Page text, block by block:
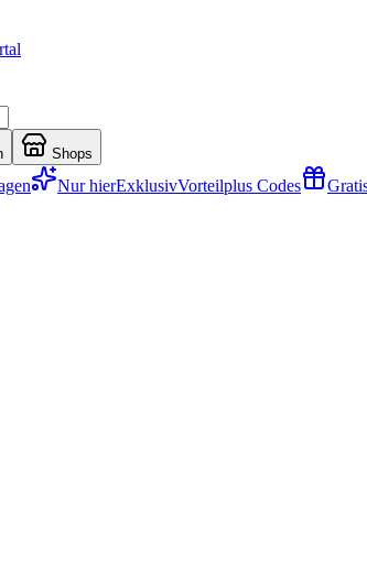
Shops
Nur hierExklusivVorteilplus Codes